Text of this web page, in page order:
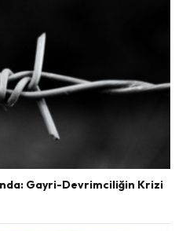
Gayri-Devrimciliğin Krizi